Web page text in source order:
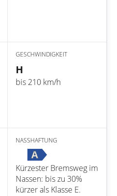
GESCHWINDIGKEIT
H
bis 210 km/h
NASSHAFTUNG
A
Kürzester Bremsweg im
Nassen: bis zu 30%
kürzer als Klasse E.